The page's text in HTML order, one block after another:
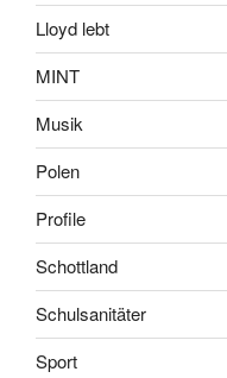
Lloyd lebt
MINT
Musik
Polen
Profile
Schottland
Schulsanitäter
Sport